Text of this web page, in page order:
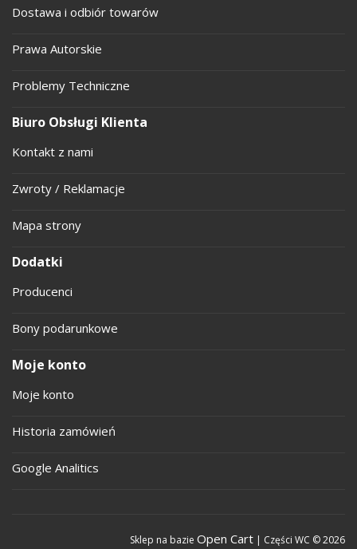
Dostawa i odbiór towarów
Prawa Autorskie
Problemy Techniczne
Biuro Obsługi Klienta
Kontakt z nami
Zwroty / Reklamacje
Mapa strony
Dodatki
Producenci
Bony podarunkowe
Moje konto
Moje konto
Historia zamówień
Google Analitics
Sklep na bazie Open Cart | Części WC © 2026